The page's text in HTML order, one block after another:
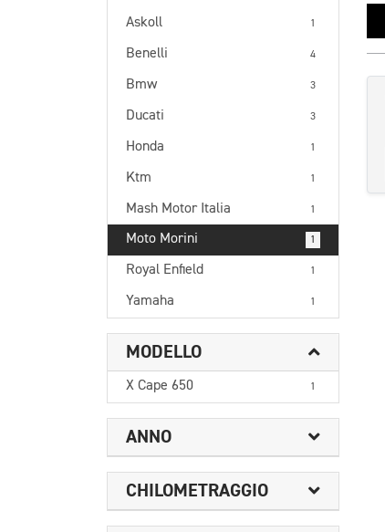
Askoll 1
Benelli 4
Bmw 3
Ducati 3
Honda 1
Ktm 1
Mash Motor Italia 1
Moto Morini 1
Royal Enfield 1
Yamaha 1
MODELLO
X Cape 650 1
ANNO
CHILOMETRAGGIO